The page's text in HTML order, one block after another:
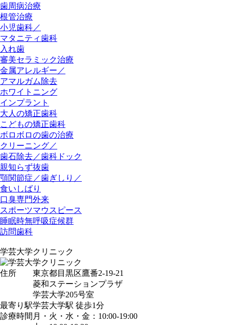
歯周病治療
根管治療
小児歯科／
マタニティ歯科
入れ歯
審美セラミック治療
金属アレルギー／
アマルガム除去
ホワイトニング
インプラント
大人の矯正歯科
こどもの矯正歯科
ボロボロの歯の治療
クリーニング／
歯石除去／歯科ドック
親知らず抜歯
顎関節症／歯ぎしり／
食いしばり
口臭専門外来
スポーツマウスピース
睡眠時無呼吸症候群
訪問歯科
学芸大学クリニック
住所
東京都目黒区鷹番2-19-21
菱和ステーションプラザ
学芸大学205号室
最寄り駅学芸大学駅 徒歩1分
診療時間 月・火・水・金：10:00-19:00